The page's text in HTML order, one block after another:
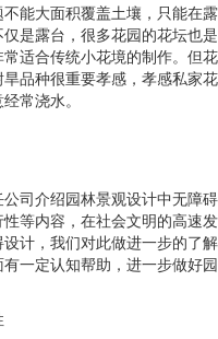
能大面积覆盖土壤，只能在露
是露台，很多花园的花坛也是
适合传统小花境的制作。但花
品种很重要孝感，孝感私家花
常浇水。
司介绍园林景观设计中无障碍
等内容，在社会文明的高速发
计，我们对此做进一步的了解
一定认知帮助，进一步做好园